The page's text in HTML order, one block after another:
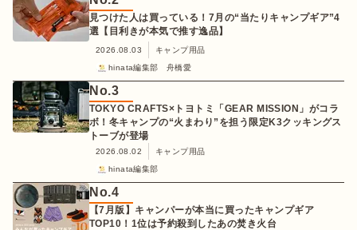
見つけた人は買っている！7月の“当たりキャンプギア”4
選【目利きが本気で推す逸品】
2026.08.03
キャンプ用品
hinata編集部 舟橋愛
No.3
TOKYO CRAFTS×トヨトミ「GEAR MISSION」がコラ
ボ！冬キャンプの“火まわり”を担う限定K3クッキングス
トーブが登場
2026.08.02
キャンプ用品
hinata編集部
No.4
【7月版】キャンパーが本当に買ったキャンプギア
TOP10！1位は予約殺到したあの焚き火台